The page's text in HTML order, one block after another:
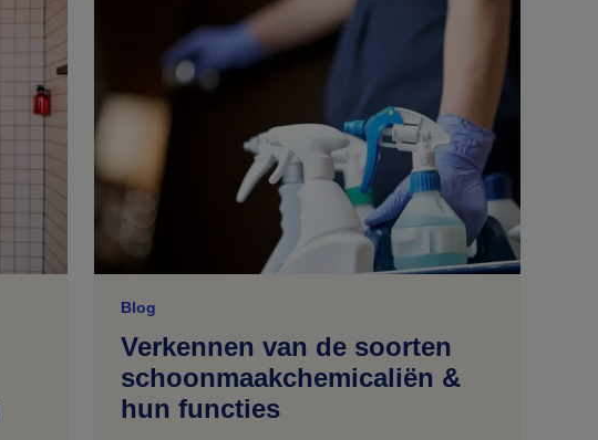
Blog
Verkennen van de soorten
schoonmaakchemicaliën &
hun functies